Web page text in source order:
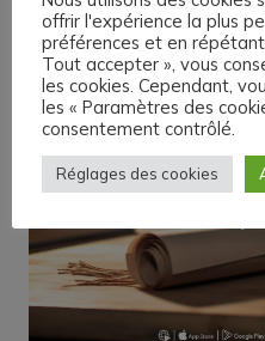
offrir l'expérience la plus
préférences et en répétant
Tout accepter », vous
les cookies. Cependant,
les « Paramètres des
consentement contrôlé.
Réglages des cookies